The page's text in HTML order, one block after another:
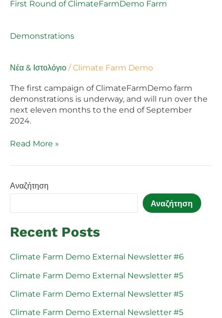
First Round of ClimateFarmDemo Farm
Demonstrations
Νέα & Ιστολόγιο /Climate Farm Demo
The first campaign of ClimateFarmDemo farm
demonstrations is underway, and will run over the
next eleven months to the end of September
2024.
Read More »
Αναζήτηση
Αναζήτηση
Recent Posts
Climate Farm Demo External Newsletter #6
Climate Farm Demo External Newsletter #5
Climate Farm Demo External Newsletter #5
Climate Farm Demo External Newsletter #5